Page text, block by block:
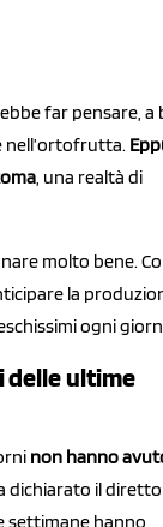
far pensare, a
nell’ortofrutta.
, una realtà di
molto bene.
la
ogni
delle ultime
non hanno
dichiarato il
settimane hanno